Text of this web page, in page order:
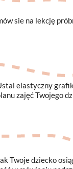
sie na lekcję
elastyczny
zajęć Twojego
Twoje dziecko